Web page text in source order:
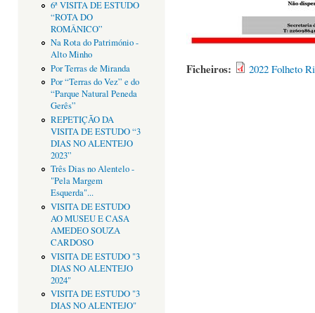
6ª VISITA DE ESTUDO
“ROTA DO
ROMÂNICO”
Na Rota do Património -
Alto Minho
Por Terras de Miranda
Por “Terras do Vez” e do
“Parque Natural Peneda
Gerês”
REPETIÇÃO DA
VISITA DE ESTUDO “3
DIAS NO ALENTEJO
2023”
Três Dias no Alentelo -
"Pela Margem
Esquerda"...
VISITA DE ESTUDO
AO MUSEU E CASA
AMEDEO SOUZA
CARDOSO
VISITA DE ESTUDO "3
DIAS NO ALENTEJO
2024"
VISITA DE ESTUDO "3
DIAS NO ALENTEJO"
Ficheiros: 2022 Folheto